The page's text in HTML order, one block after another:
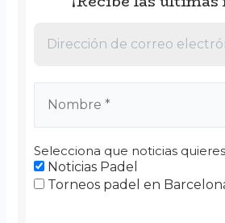
Selecciona que noticias
Noticias Padel
Torneos padel en